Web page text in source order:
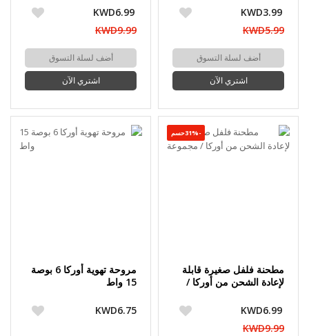
KWD3.99
KWD5.99
أضف لسلة التسوق
اشتري الآن
KWD6.99
KWD9.99
أضف لسلة التسوق
اشتري الآن
-31%حسم
مطحنة فلفل صغيرة قابلة
لإعادة الشحن من أوركا /
KWD6.99
KWD9.99
مروحة تهوية أوركا 6 بوصة
15 واط
KWD6.75